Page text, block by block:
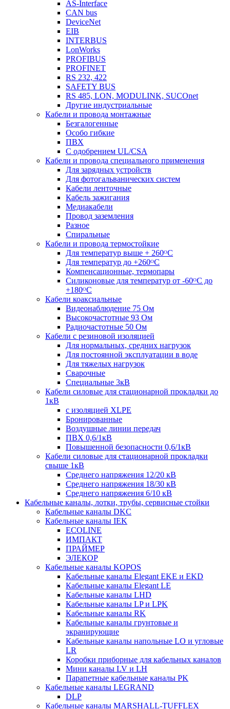
AS-Interface
CAN bus
DeviceNet
EIB
INTERBUS
LonWorks
PROFIBUS
PROFINET
RS 232, 422
SAFETY BUS
RS 485, LON, MODULINK, SUCOnet
Другие индустриальные
Кабели и провода монтажные
Безгалогенные
Особо гибкие
ПВХ
С одобрением UL/CSA
Кабели и провода специального применения
Для зарядных устройств
Для фотогальванических систем
Кабели ленточные
Кабель зажигания
Медиакабели
Провод заземления
Разное
Спиральные
Кабели и провода термостойкие
Для температур выше + 260ᴼС
Для температур до +260ᴼС
Компенсационные, термопары
Силиконовые для температур от -60ᴼC до
+180ᴼС
Кабели коаксиальные
Видеонаблюдение 75 Ом
Высокочастотные 93 Ом
Радиочастотные 50 Ом
Кабели с резиновой изоляцией
Для нормальных, средних нагрузок
Для постоянной эксплуатации в воде
Для тяжелых нагрузок
Сварочные
Специальные 3кВ
Кабели силовые для стационарной прокладки до
1кВ
c изоляцией XLPE
Бронированные
Воздушные линии передач
ПВХ 0,6/1кВ
Повышенной безопасности 0,6/1кВ
Кабели силовые для стационарной прокладки
свыше 1кВ
Среднего напряжения 12/20 кВ
Среднего напряжения 18/30 кВ
Среднего напряжения 6/10 кВ
Кабельные каналы, лотки, трубы, сервисные стойки
Кабельные каналы DKC
Кабельные каналы IEK
ECOLINE
ИМПАКТ
ПРАЙМЕР
ЭЛЕКОР
Кабельные каналы KOPOS
Кабельные каналы Elegant EKE и EKD
Кабельные каналы Elegant LE
Кабельные каналы LHD
Кабельные каналы LP и LPK
Кабельные каналы RK
Кабельные каналы грунтовые и
экранирующие
Кабельные каналы напольные LO и угловые
LR
Коробки приборные для кабельных каналов
Мини каналы LV и LH
Парапетные кабельные каналы PK
Кабельные каналы LEGRAND
DLP
Кабельные каналы MARSHALL-TUFFLEX